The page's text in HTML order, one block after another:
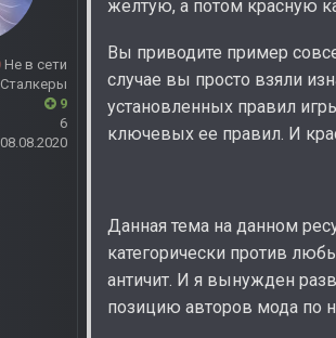
Не в сети
Сталкеры
9
6
08.08.2020
желтую, а потом красную
Вы приводите пример
случае вы просто взяли
установленных правил
ключевых ее правил. И
Данная тема на данном
категорически против
античит. И я вынужден
позицию авторов мода по